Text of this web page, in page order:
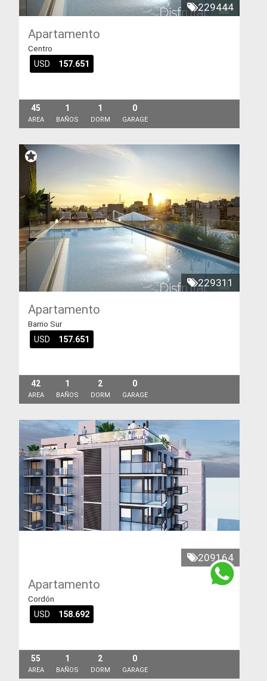
229444
Apartamento
Centro
USD 157.651
45
AREA
1
BAÑOS
1
DORM
0
GARAGE
229311
Apartamento
Barrio Sur
USD 157.651
42
AREA
1
BAÑOS
2
DORM
0
GARAGE
209164
Apartamento
Cordón
USD 158.692
55
AREA
1
BAÑOS
2
DORM
0
GARAGE